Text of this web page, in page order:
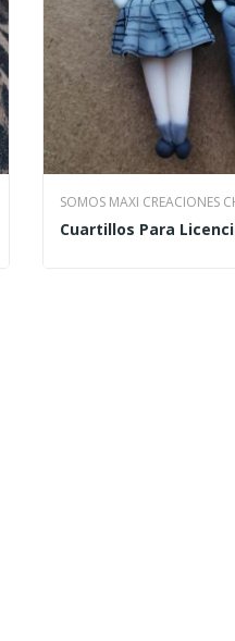
SOMOS MAXI CREACIONES
Cuartillos Para